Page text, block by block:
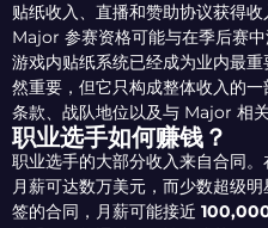
贴纸收入、直播和赞助协议获得
Major 参赛资格可能与在季后赛
游戏内贴纸系统已经成为业内最
然重要，但它只构成整体收入的
条款、战队地位以及与 Major 相关
职业选手如何赚钱？
职业选手的大部分收入来自合同
月薪可达数万美元，而少数超级
签的合同，月薪可能接近